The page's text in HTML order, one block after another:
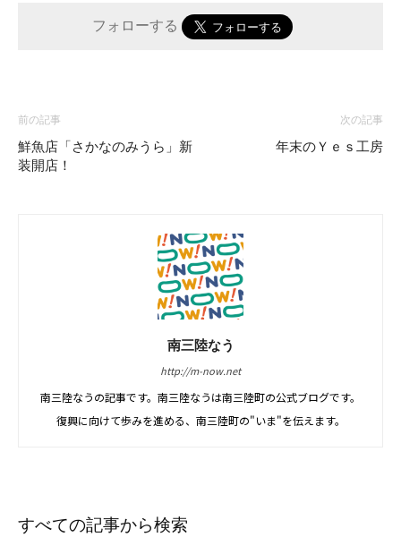
フォローする
前の記事
鮮魚店「さかなのみうら」新
装開店！
次の記事
年末のＹｅｓ工房
南三陸なう
http://m-now.net
南三陸なうの記事です。南三陸なうは南三陸町の公式ブログです。
復興に向けて歩みを進める、南三陸町の"いま"を伝えます。
すべての記事から検索